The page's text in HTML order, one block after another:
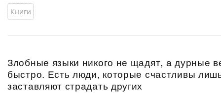
Книги
Злобные языки никого не щадят, а дурные
быстро. Есть люди, которые счастливы
заставляют страдать других